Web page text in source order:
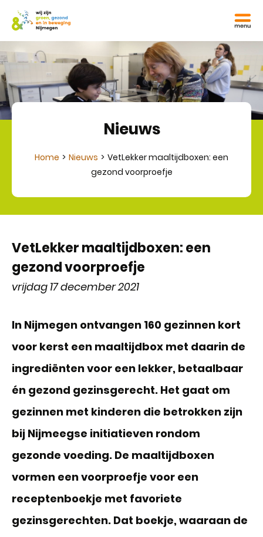
Nieuws
Home Nieuws
VetLekker maaltijdboxen: een
gezond voorproefje
VetLekker maaltijdboxen: een
gezond voorproefje
vrijdag 17 december 2021
In Nijmegen ontvangen 160 gezinnen kort
voor kerst een maaltijdbox met daarin de
ingrediënten voor een lekker, betaalbaar
én gezond gezinsgerecht. Het gaat om
gezinnen met kinderen die betrokken zijn
bij Nijmeegse initiatieven rondom
gezonde voeding. De maaltijdboxen
vormen een voorproefje voor een
receptenboekje met favoriete
gezinsgerechten. Dat boekje, waaraan de